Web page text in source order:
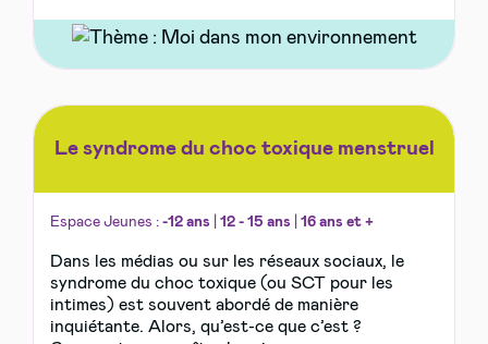
Le syndrome du choc toxique menstruel
Espace Jeunes : -12 ans 12 - 15 ans 16 ans et +
Dans les médias ou sur les réseaux sociaux, le
syndrome du choc toxique (ou SCT pour les
intimes) est souvent abordé de manière
inquiétante. Alors, qu’est-ce que c’est ?